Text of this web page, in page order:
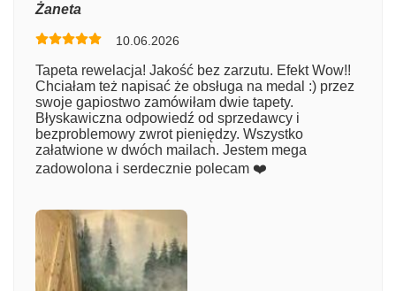
Numer zamówienia
Imię
Żaneta
10.06.2026
Tapeta rewelacja! Jakość bez zarzutu. Efekt Wow!!
Chciałam też napisać że obsługa na medal :) przez
swoje gapiostwo zamówiłam dwie tapety.
Błyskawiczna odpowiedź od sprzedawcy i
bezproblemowy zwrot pieniędzy. Wszystko
załatwione w dwóch mailach. Jestem mega
zadowolona i serdecznie polecam ❤️